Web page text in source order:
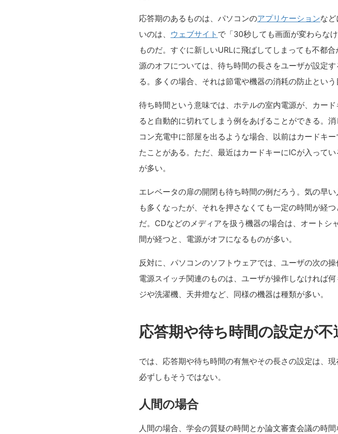
応答期のあるものは、パソコンのアプリケーションな
いのは、
ウェブサイト で「30秒しても画面が変わらな
ものだ。すぐに新しいURLに飛ばしてしまっても不都
源のオフについては、待ち時間の長さをユーザが設定
る。多くの場合、それは節電や機器の消耗の防止という
待ち時間という意味では、ホテルの室内電源が、カー
ると自動的に切れてしまう例をあげることができる。
コン充電中に部屋を出るような場合、以前はカードキ
たことがある。ただ、最近はカードキーにICが入って
が多い。
エレベータの扉の開閉も待ち時間の例だろう。気の早
も多くなったが、それを押さなくても一定の時間が経
だ。CDなどのメディアを扱う機器の場合は、オート
間が経つと、電源がオフになるものが多い。
反対に、パソコンのソフトウェアでは、ユーザの次の
電源スイッチ関連のものは、ユーザが操作しなければ
ジや洗濯機、天井燈など、同様の機器は種類が多い。
応答期や待ち時間の設定が
では、応答期や待ち時間の有無やその長さの設定は、
必ずしもそうではない。
人間の場合
人間の場合、学会の質疑の時間とか論文審査会議の時